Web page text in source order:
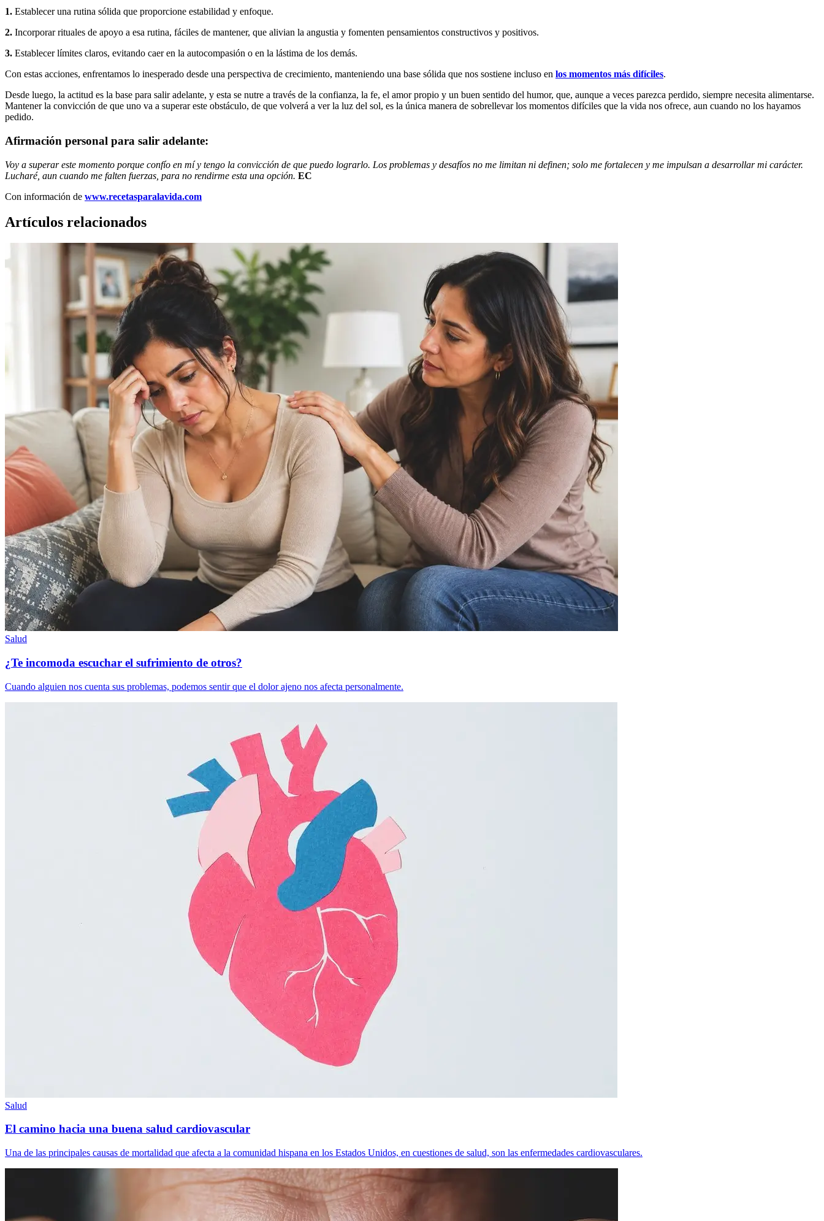
1. Establecer una rutina sólida que proporcione estabilidad y enfoque.
2. Incorporar rituales de apoyo a esa rutina, fáciles de mantener, que alivian la angustia y fomenten pensamientos constructivos y positivos.
3. Establecer límites claros, evitando caer en la autocompasión o en la lástima de los demás.
Con estas acciones, enfrentamos lo inesperado desde una perspectiva de crecimiento, manteniendo una base sólida que nos sostiene incluso en los momentos más difíciles.
Desde luego, la actitud es la base para salir adelante, y esta se nutre a través de la confianza, la fe, el amor propio y un buen sentido del humor, que, aunque a veces parezca perdido, siempre necesita alimentarse.
Mantener la convicción de que uno va a superar este obstáculo, de que volverá a ver la luz del sol, es la única manera de sobrellevar los momentos difíciles que la vida nos ofrece, aun cuando no los hayamos
pedido.
Afirmación personal para salir adelante:
Voy a superar este momento porque confío en mí y tengo la convicción de que puedo lograrlo. Los problemas y desafíos no me limitan ni definen; solo me fortalecen y me impulsan a desarrollar mi carácter.
Lucharé, aun cuando me falten fuerzas, para no rendirme esta una opción. EC
Con información de www.recetasparalavida.com
Artículos relacionados
Salud
¿Te incomoda escuchar el sufrimiento de otros?
Cuando alguien nos cuenta sus problemas, podemos sentir que el dolor ajeno nos afecta personalmente.
Salud
El camino hacia una buena salud cardiovascular
Una de las principales causas de mortalidad que afecta a la comunidad hispana en los Estados Unidos, en cuestiones de salud, son las enfermedades cardiovasculares.